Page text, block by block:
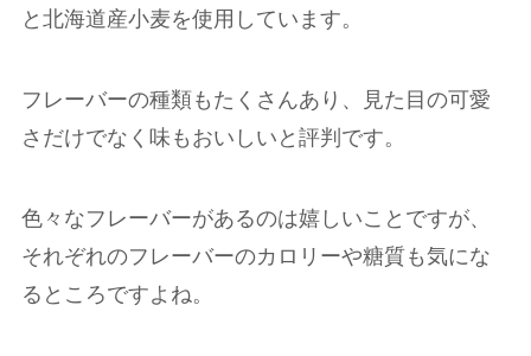
と北海道産小麦を使用しています。
フレーバーの種類もたくさんあり、見た目の可愛
さだけでなく味もおいしいと評判です。
色々なフレーバーがあるのは嬉しいことですが、
それぞれのフレーバーのカロリーや糖質も気にな
るところですよね。